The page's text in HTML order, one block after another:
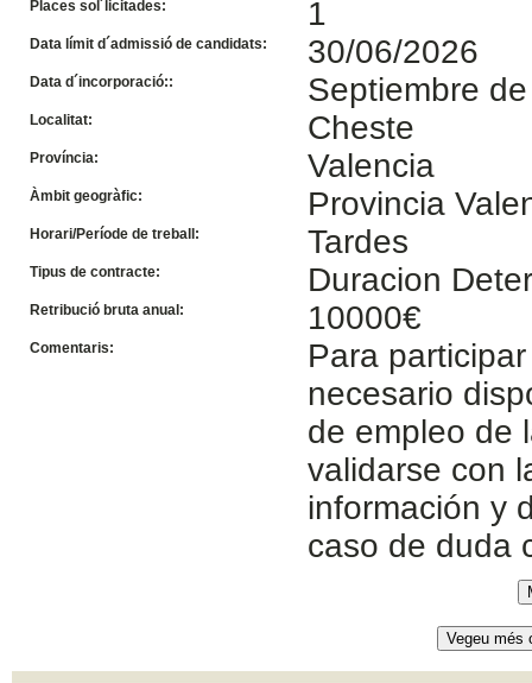
Places sol´licitades: 1
Data límit d´admissió de candidats: 30/06/2026
Data d´incorporació:: Septiembre
Localitat: Cheste
Província: Valencia
Àmbit geogràfic: Provincia
Horari/Període de treball: Tardes
Tipus de contracte: Duracion
Retribució bruta anual: 10000€
Comentaris:
Para
necesario
de empleo de
validarse con
información y
caso de duda